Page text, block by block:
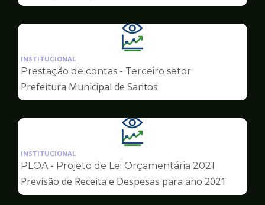
Ilustração
da
pagina
de
Transparência
INSTITUCIONAL
Prestação de contas - Terceiro setor
Prefeitura Municipal de Santos
Ilustração
da
pagina
Transparência
INSTITUCIONAL
PLOA - Projeto de Lei Orçamentária 2021
Previsão de Receita e Despesas para ano 2021